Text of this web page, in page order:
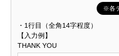
※各
・1行目（全角14字程度）
【入力例】
THANK YOU